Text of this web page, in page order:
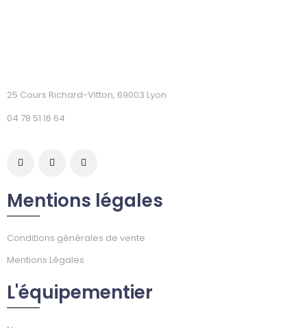
25 Cours Richard-Vitton, 69003 Lyon
04 78 51 16 64
Mentions légales
Conditions générales de vente
Mentions Légales
L'équipementier